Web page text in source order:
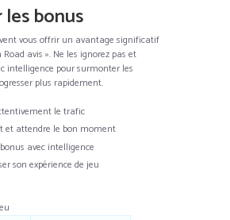
bonus
vous offrir un avantage significatif
avis ». Ne les ignorez pas et
intelligence pour surmonter les
plus rapidement.
le trafic
et attendre le bon moment
avec intelligence
son expérience de jeu